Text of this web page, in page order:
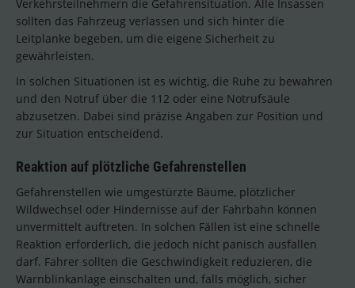
Verkehrsteilnehmern die Gefahrensituation. Alle Insassen
sollten das Fahrzeug verlassen und sich hinter die
Leitplanke begeben, um die eigene Sicherheit zu
gewährleisten.
In solchen Situationen ist es wichtig, die Ruhe zu bewahren
und den Notruf über die 112 oder eine Notrufsäule
abzusetzen. Dabei sind präzise Angaben zur Position und
zur Situation entscheidend.
Reaktion auf plötzliche Gefahrenstellen
Gefahrenstellen wie umgestürzte Bäume, plötzlicher
Wildwechsel oder Hindernisse auf der Fahrbahn können
unvermittelt auftreten. In solchen Fällen ist eine schnelle
Reaktion erforderlich, die jedoch nicht panisch ausfallen
darf. Fahrer sollten die Geschwindigkeit reduzieren, die
Warnblinkanlage einschalten und, falls möglich, sicher